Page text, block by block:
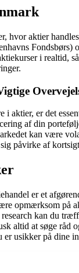
hvor aktier
Fondsbørs)
i realtid,
i aktier, er det
af din
kan være
påvirke af
er et
opmærksom på
kan du
altid at søge råd
er usikker på dine